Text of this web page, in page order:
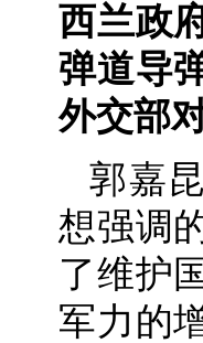
西兰政
弹道导
外交部
郭嘉
想强调
了维护
军力的